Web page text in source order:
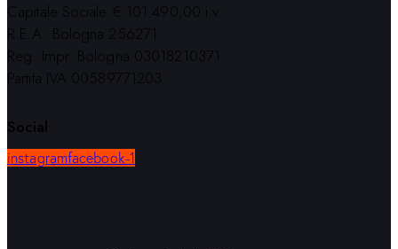
Capitale Sociale € 101.490,00 i.v.
R.E.A. Bologna 256271
Reg. Impr. Bologna 03018210371
Partita IVA 00589771203
Social
instagramfacebook-1